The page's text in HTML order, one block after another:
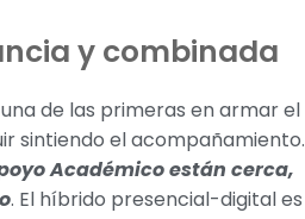
y combinada
de las primeras en armar el
sintiendo el acompañamiento.
Académico están cerca,
. El híbrido presencial-digital es